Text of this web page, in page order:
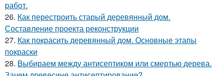
работ.
26. Как перестроить старый деревянный дом.
Составление проекта реконструкции
27. Как покрасить деревянный дом. Основные этапы
покраски
28. Выбираем между антисептиком или смертью дерева.